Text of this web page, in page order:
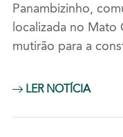
Panambizinho,
localizada no Mato
mutirão para a
LER NOTÍCIA